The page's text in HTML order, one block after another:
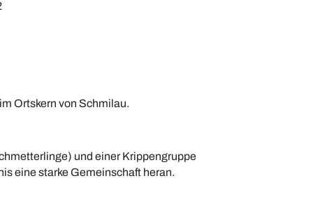
Ortskern von Schmilau.
und einer Krippengruppe
eine starke Gemeinschaft heran.